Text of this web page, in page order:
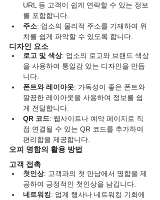
URL 등 고객이 쉽게 연락할 수 있는 정보
를 포함합니다.
주소: 업소의 물리적 주소를 기재하여 위
치를 쉽게 파악할 수 있도록 합니다.
디자인 요소
로고 및 색상: 업소의 로고와 브랜드 색상
을 사용하여 통일감 있는 디자인을 만듭
니다.
폰트와 레이아웃: 가독성이 좋은 폰트와
깔끔한 레이아웃을 사용하여 정보를 쉽
게 전달합니다.
QR 코드: 웹사이트나 예약 페이지로 직
접 연결될 수 있는 QR 코드를 추가하여
편리함을 제공합니다.
오피 명함의 활용 방법
고객 접촉
첫인상: 고객과의 첫 만남에서 명함을 제
공하여 긍정적인 첫인상을 남깁니다.
네트워킹: 업계 행사나 네트워킹 기회에